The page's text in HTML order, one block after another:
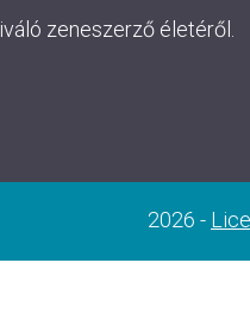
zeneszerző életéről.
2026 -